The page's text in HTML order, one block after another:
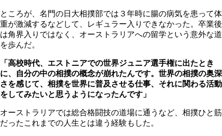
ところが、名門の日大相撲部では３年時に腸の病気を患って体
重が激減するなどして、レギュラー入りできなかった。卒業後
は角界入りではなく、オーストラリアへの留学という意外な道
を歩んだ。
「高校時代、エストニアでの世界ジュニア選手権に出たとき
に、自分の中の相撲の概念が崩れたんです。世界の相撲の奥深
さを感じて、相撲を世界に普及させる仕事、それに関わる活動
をしてみたいと思うようになったんです」
オーストラリアでは総合格闘技の道場に通うなど、相撲ひと筋
だったこれまでの人生とは違う経験もした。